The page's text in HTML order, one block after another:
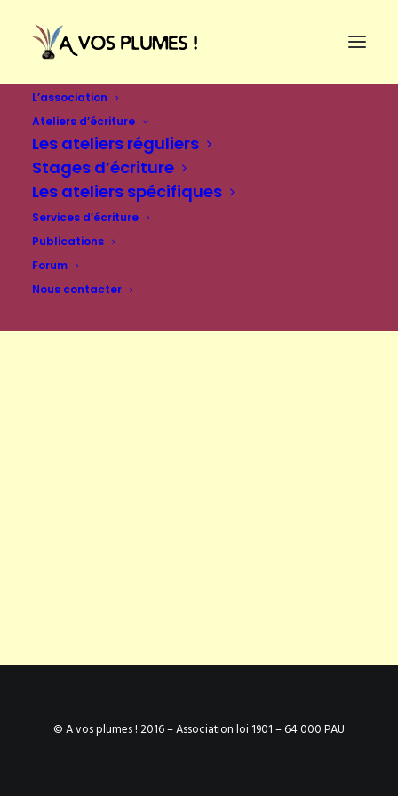
L’association
Ateliers d’écriture
Les ateliers réguliers
Stages d’écriture
Les ateliers spécifiques
Services d’écriture
Publications
Forum
Nous contacter
© A vos plumes ! 2016 – Association loi 1901 – 64 000 PAU